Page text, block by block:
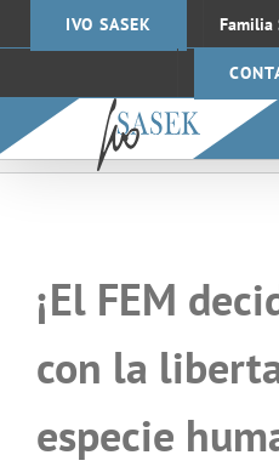
IVO SASEK Familia
¡El FEM
con la
especie